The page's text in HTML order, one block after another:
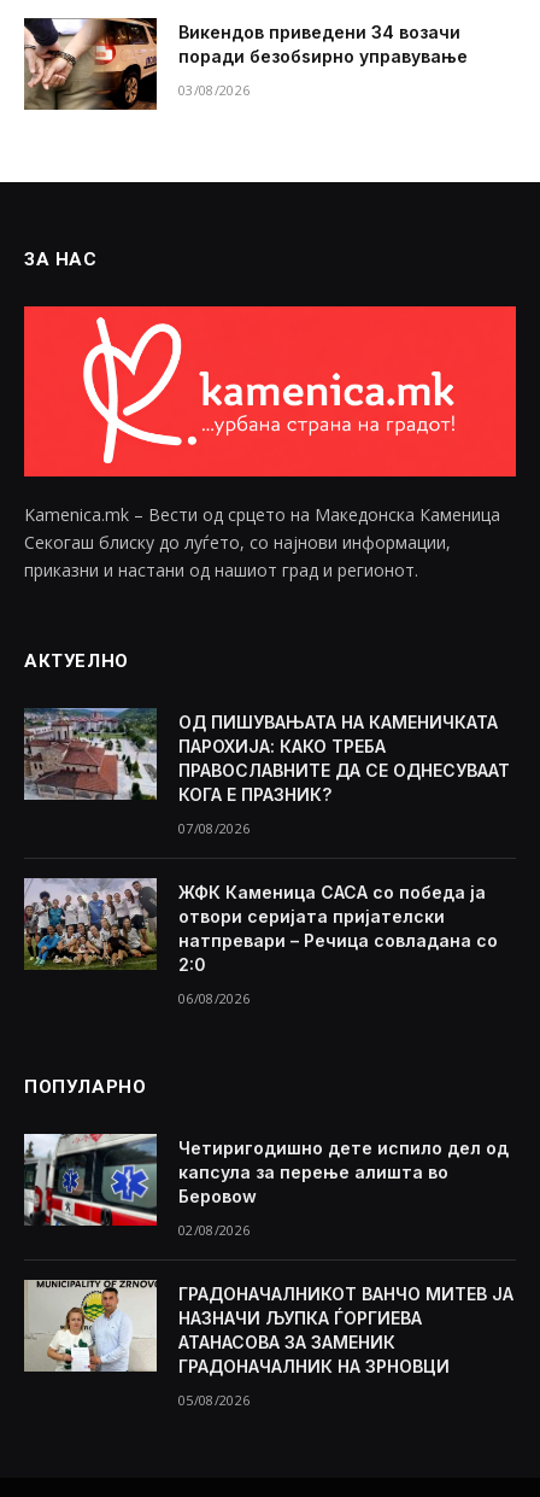
Викендов приведени 34 возачи
поради безобѕирно управување
03/08/2026
ЗА НАС
Kamenica.mk – Вести од срцето на Македонска Каменица
Секогаш блиску до луѓето, со најнови информации,
приказни и настани од нашиот град и регионот.
АКТУЕЛНО
ОД ПИШУВАЊАТА НА КАМЕНИЧКАТА
ПАРОХИЈА: КАКО ТРЕБА
ПРАВОСЛАВНИТЕ ДА СЕ ОДНЕСУВААТ
КОГА Е ПРАЗНИК?
07/08/2026
ЖФК Каменица САСА со победа ја
отвори серијата пријателски
натпревари – Речица совладана со
2:0
06/08/2026
ПОПУЛАРНО
Четиригодишно дете испило дел од
капсула за перење алишта во
Беровоw
02/08/2026
ГРАДОНАЧАЛНИКОТ ВАНЧО МИТЕВ ЈА
НАЗНАЧИ ЉУПКА ЃОРГИЕВА
АТАНАСОВА ЗА ЗАМЕНИК
ГРАДОНАЧАЛНИК НА ЗРНОВЦИ
05/08/2026